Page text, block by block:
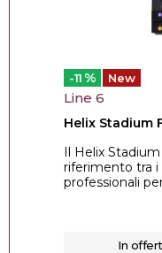
-11 % New
Line 6
Helix Stadium
Il Helix
riferimento tra
professionali
In